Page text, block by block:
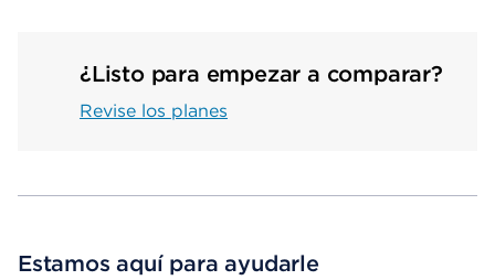
¿Listo para empezar a comparar?
Revise los planes
Estamos aquí para ayudarle